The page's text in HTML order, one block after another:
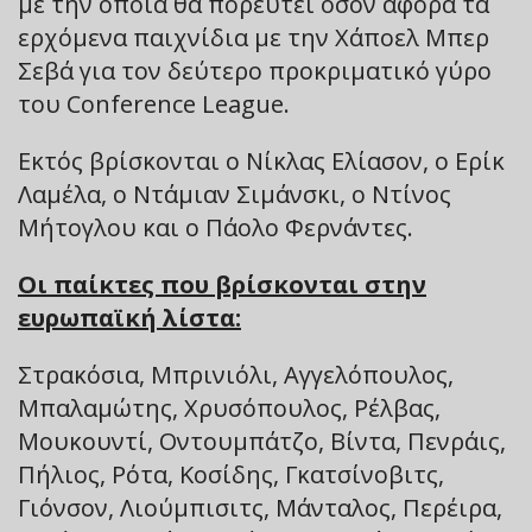
ερχόμενα παιχνίδια με την Χάποελ Μπερ
Σεβά για τον δεύτερο προκριματικό γύρο
του Conference League.
Εκτός βρίσκονται ο Νίκλας Ελίασον, ο Ερίκ
Λαμέλα, ο Ντάμιαν Σιμάνσκι, ο Ντίνος
Μήτογλου και ο Πάολο Φερνάντες.
Oι παίκτες που βρίσκονται στην
ευρωπαϊκή λίστα:
Στρακόσια, Μπρινιόλι, Αγγελόπουλος,
Μπαλαμώτης, Χρυσόπουλος, Ρέλβας,
Μουκουντί, Οντουμπάτζο, Βίντα, Πενράις,
Πήλιος, Ρότα, Κοσίδης, Γκατσίνοβιτς,
Γιόνσον, Λιούμπισιτς, Μάνταλος, Περέιρα,